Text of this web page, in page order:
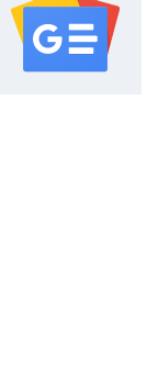
serwisu